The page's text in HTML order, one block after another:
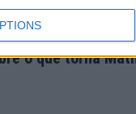
o que torna